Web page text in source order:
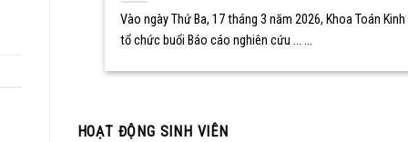
Vào ngày Thứ Ba, 17 tháng 3 năm 2026, Khoa Toán
tổ chức buổi Báo cáo nghiên cứu ... ...
HOẠT ĐỘNG SINH VIÊN